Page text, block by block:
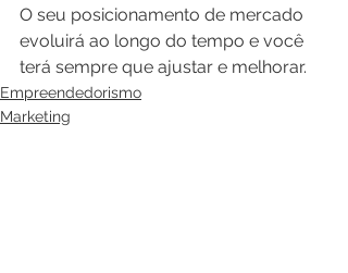
O seu posicionamento de mercado
evoluirá ao longo do tempo e você
terá sempre que ajustar e melhorar.
Empreendedorismo
Marketing